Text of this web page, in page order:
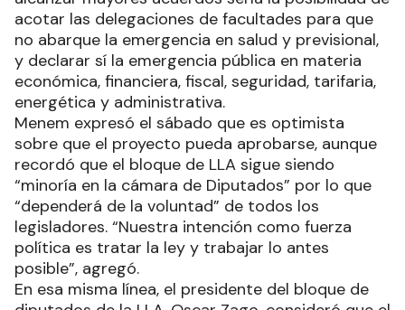
acotar las delegaciones de facultades para que
no abarque la emergencia en salud y previsional,
y declarar sí la emergencia pública en materia
económica, financiera, fiscal, seguridad, tarifaria,
energética y administrativa.
Menem expresó el sábado que es optimista
sobre que el proyecto pueda aprobarse, aunque
recordó que el bloque de LLA sigue siendo
“minoría en la cámara de Diputados” por lo que
“dependerá de la voluntad” de todos los
legisladores. “Nuestra intención como fuerza
política es tratar la ley y trabajar lo antes
posible”, agregó.
En esa misma línea, el presidente del bloque de